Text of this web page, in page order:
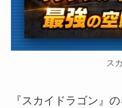
ス
『スカイドラゴン』